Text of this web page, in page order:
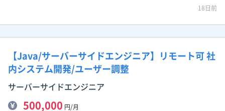
18日前
【Java/サーバーサイドエンジニア】リモート可 社
内システム開発/ユーザー調整
サーバーサイドエンジニア
500,000 円/月